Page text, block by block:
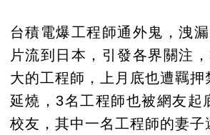
台積電爆工程師通外鬼，洩
片流到日本，引發各界關注
大的工程師，上月底也遭羈押
延燒，3名工程師也被網友起
校友，其中一名工程師的妻子